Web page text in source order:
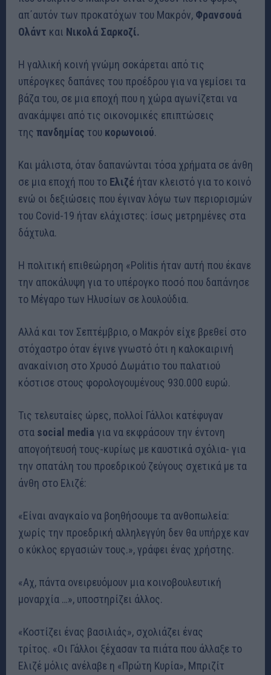
απ΄αυτόν των προκατόχων του Μακρόν, Φρανσουά
Ολάντ και Νικολά Σαρκοζί.
Η γαλλική κοινή γνώμη σοκάρεται από τις
υπέρογκες δαπάνες του προέδρου για να γεμίσει τα
βάζα του, σε μια εποχή που η χώρα αγωνίζεται να
ανακάμψει από τις οικονομικές επιπτώσεις
της πανδημίας του κορωνοιού.
Και μάλιστα, όταν δαπανώνται τόσα χρήματα σε άνθη
σε μια εποχή που το Eλιζέ ήταν κλειστό για το κοινό
ενώ οι δεξιώσεις που έγιναν λόγω των περιορισμών
του Covid-19 ήταν ελάχιστες: ίσως μετρημένες στα
δάχτυλα.
Η πολιτική επιθεώρηση «Politis ήταν αυτή που έκανε
την αποκάλυψη για το υπέρογκο ποσό που δαπάνησε
το Μέγαρο των Ηλυσίων σε λουλούδια.
Αλλά και τον Σεπτέμβριο, ο Μακρόν είχε βρεθεί στο
στόχαστρο όταν έγινε γνωστό ότι η καλοκαιρινή
ανακαίνιση στο Χρυσό Δωμάτιο του παλατιού
κόστισε στους φορολογουμένους 930.000 ευρώ.
Τις τελευταίες ώρες, πολλοί Γάλλοι κατέφυγαν
στα social media για να εκφράσουν την έντονη
απογοήτευσή τους-κυρίως με καυστικά σχόλια- για
την σπατάλη του προεδρικού ζεύγους σχετικά με τα
άνθη στο Ελιζέ:
«Είναι αναγκαίο να βοηθήσουμε τα ανθοπωλεία:
χωρίς την προεδρική αλληλεγγύη δεν θα υπήρχε καν
ο κύκλος εργασιών τους.», γράφει ένας χρήστης.
«Αχ, πάντα ονειρευόμουν μια κοινοβουλευτική
μοναρχία …», υποστηρίζει άλλος.
«Κοστίζει ένας βασιλιάς», σχολιάζει ένας
τρίτος. «Οι Γάλλοι ξέχασαν τα πιάτα που άλλαξε το
Ελιζέ μόλις ανέλαβε η «Πρώτη Κυρία», Μπριζίτ